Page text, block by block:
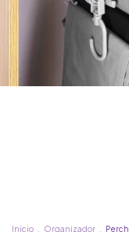
Inicio Organizador